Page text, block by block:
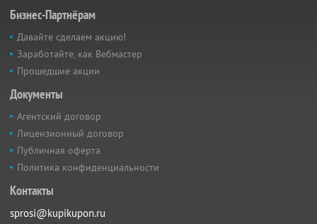
Бизнес-Партнёрам
Давайте сделаем акцию!
Заработайте, как Вебмастер
Прошедшие акции
Документы
Агентский договор
Лицензионный договор
Публичная оферта
Политика конфиденциальности
Контакты
sprosi@kupikupon.ru